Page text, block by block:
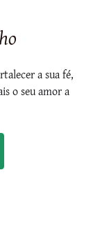
a sua fé,
o seu amor a